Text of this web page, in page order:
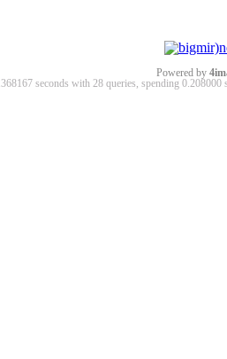
Powered by
seconds with 28 queries, spending